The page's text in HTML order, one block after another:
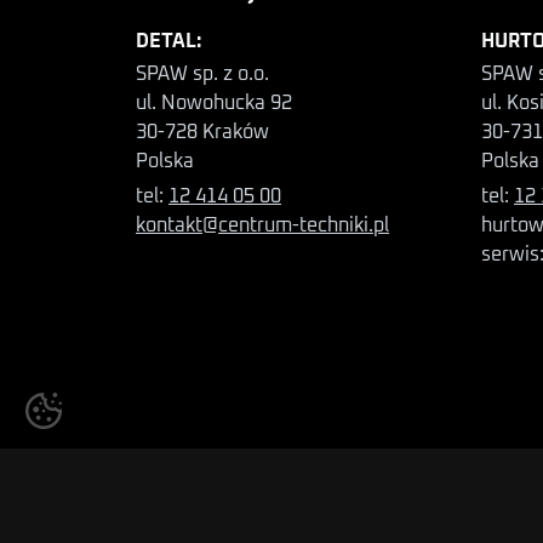
DETAL:
SPAW sp. z o.o.
ul. Nowohucka 92
30-728 Kraków
Polska
tel: 12 414 05 00
kontakt@centrum-techniki.pl
SPAW
ul.
30-
Polska
tel: 12